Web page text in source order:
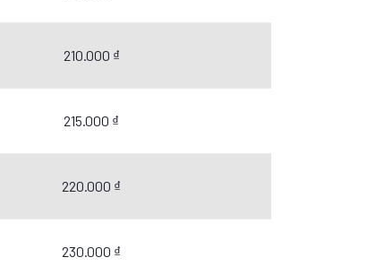
210.000 ₫
215.000 ₫
220.000 ₫
230.000 ₫